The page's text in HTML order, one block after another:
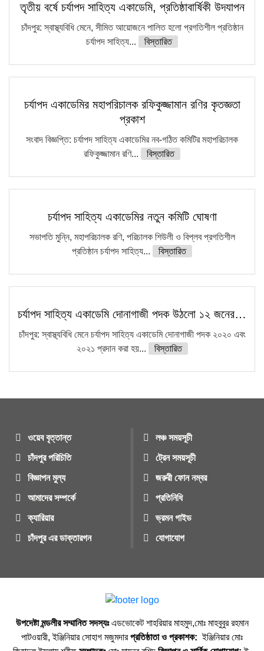
তৃতীয় বর্ষে চর্যাপদ সাহিত্য একাডেমি, প্রতিষ্ঠাবার্ষিকী উদযাপন
চাঁদপুর: স্বাস্থ্যবিধি মেনে, সীমিত আয়োজনে পালিত হলো প্রগতিশীল প্রতিষ্ঠান
চর্যাপদ সাহিত্য...
বিস্তারিত
চর্যাপদ একাডেমির মহাপরিচালক রফিকুজ্জামান রণির কৃতজ্ঞতা
প্রকাশ
সংবাদ বিজ্ঞপ্তি: চর্যাপদ সাহিত্য একাডেমির নব-গঠিত কমিটির মহাপরিচালক
রফিকুজ্জামান রণি...
বিস্তারিত
চর্যাপদ সাহিত্য একাডেমির নতুন কমিটি ঘোষণা
সভাপতি মুন্নি, মহাপরিচালক রণি, পরিচালক শিউলী ও বিপ্লব প্রগতিশীল
প্রতিষ্ঠান চর্যাপদ সাহিত্য...
বিস্তারিত
চর্যাপদ সাহিত্য একাডেমি দোনাগাজী পদক উঠলো ১২ জনের…
চাঁদপুর: স্বাস্থ্যবিধি মেনে চর্যাপদ সাহিত্য একাডেমি দোনাগাজী পদক ২০২০ এবং
২০২১ প্রদান করা হয়...
বিস্তারিত
ওয়েব বৃত্তান্ত
চাঁদপুর পরিচিতি
বিজ্ঞাপন মুল্য
আমাদের সম্পর্কে
ক্যারিয়ার
চাঁদপুর এর ডাক্তারগন
লঞ্চ সময়সূচী
ট্রেন সময়সূচী
জরুরী ফোন নম্বর
প্রতিনিধি
ভ্রমন গাইড
যোগাযোগ
উপদেষ্টা মন্ডলীর সম্মানিত সদস্যঃএডভোকেট শাহরিয়ার মাহমুদ,মোঃ মাহবুবুর রহমান
পাটওয়ারী, ইঞ্জিনিয়ার সোহাগ মজুমদারপ্রতিষ্ঠাতা ও প্রকাশক: ইঞ্জিনিয়ার মোঃ